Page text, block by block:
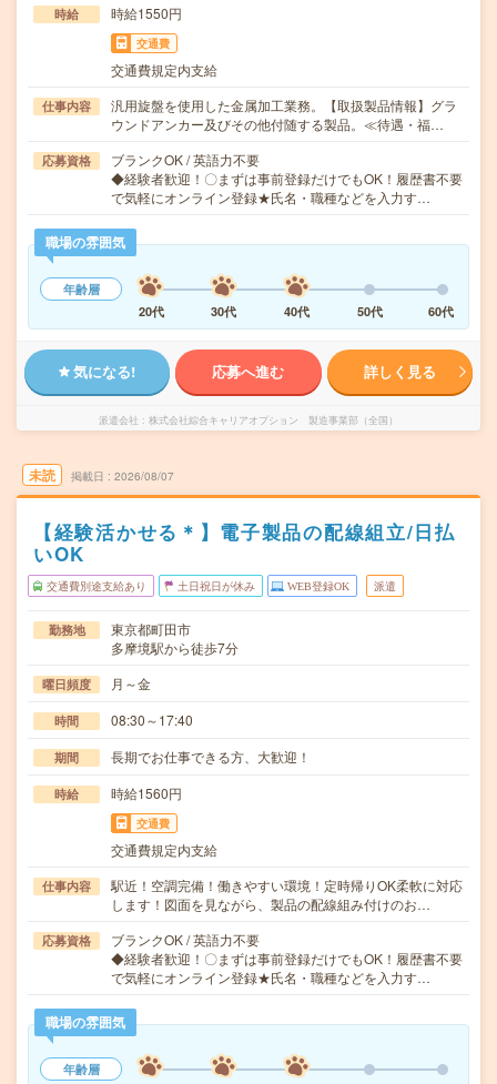
時給 時給1550円
交通費
交通費規定内支給
仕事内容
汎用旋盤を使用した金属加工業務。【取扱製品情報】グラ
ウンドアンカー及びその他付随する製品。≪待遇・福…
応募資格
ブランクOK / 英語力不要
◆経験者歓迎！〇まずは事前登録だけでもOK！履歴書不要
で気軽にオンライン登録★氏名・職種などを入力す…
職場の雰囲気
年齢層
20代
30代 40代 50代 60代
気になる! 応募へ進む 詳しく見る
派遣会社 株式会社綜合キャリアオプション 製造事業部（全国）
未読 掲載日 2026/08/07
【経験活かせる＊】電子製品の配線組立/日払
いOK
交通費別途支給あり 土日祝日が休み WEB登録OK 派遣
勤務地
東京都町田市
多摩境駅から徒歩7分
曜日頻度 月～金
時間 08:30～17:40
期間 長期でお仕事できる方、大歓迎！
時給 時給1560円
交通費
交通費規定内支給
仕事内容
駅近！空調完備！働きやすい環境！定時帰りOK柔軟に対応
します！図面を見ながら、製品の配線組み付けのお…
応募資格
ブランクOK / 英語力不要
◆経験者歓迎！〇まずは事前登録だけでもOK！履歴書不要
で気軽にオンライン登録★氏名・職種などを入力す…
職場の雰囲気
年齢層